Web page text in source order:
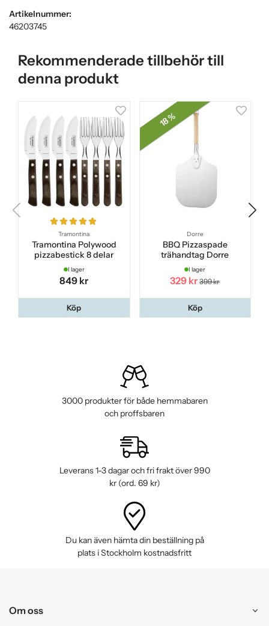
Artikelnummer:
46203745
Rekommenderade tillbehör till
denna produkt
Tramontina
Tramontina Polywood
pizzabestick 8 delar
I lager
849 kr
Köp
18 %
Dorre
BBQ Pizzaspade
trähandtag Dorre
I lager
329 kr 399 kr
Köp
3000 produkter för både hemmabaren
och proffsbaren
Leverans 1-3 dagar och fri frakt över 990
kr (ord. 69 kr)
Du kan även hämta din beställning på
plats i Stockholm kostnadsfritt
Om oss